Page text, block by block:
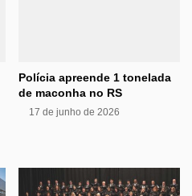
Polícia apreende 1 tonelada
de maconha no RS
17 de junho de 2026